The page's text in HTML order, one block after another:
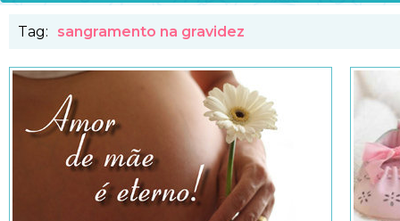
Tag: sangramento na gravidez